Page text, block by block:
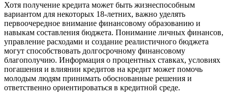
Хотя получение кредита может быть жизнеспособным
вариантом для некоторых 18-летних, важно уделять
первоочередное внимание финансовому образованию и
навыкам составления бюджета. Понимание личных финансов,
управление расходами и создание реалистичного бюджета
могут способствовать долгосрочному финансовому
благополучию. Информация о процентных ставках, условиях
погашения и влиянии кредитов на кредит может помочь
молодым людям принимать обоснованные решения и
ответственно ориентироваться в кредитной среде.